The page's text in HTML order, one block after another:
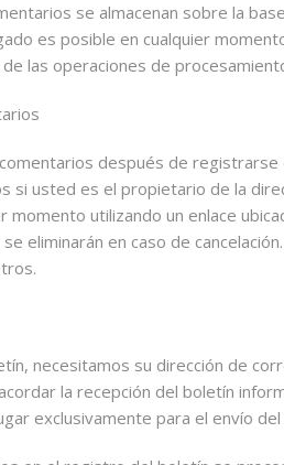
se almacenan sobre la
es posible en cualquier
las operaciones de
después de
si usted es el propietario de la
momento utilizando un enlace
eliminarán en caso de
necesitamos su dirección de
la recepción del boletín
exclusivamente para el envío